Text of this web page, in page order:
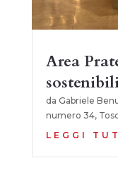
Area
da Gabriele
numero 34,
LEGGI